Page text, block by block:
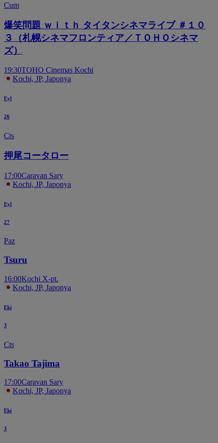
Cum
爆笑問題 ｗｉｔｈ タイタンシネマライブ ＃１０
３（札幌シネマフロンティア／ＴＯＨＯシネマ
ズ）
19:30TOHO Cinemas Kochi
Kochi, JP, Japonya
Eyl
26
Cts
押尾コータロー
17:00Caravan Sary
Kochi, JP, Japonya
Eyl
27
Paz
Tsuru
16:00Kochi X-pt.
Kochi, JP, Japonya
Eki
3
Cts
Takao Tajima
17:00Caravan Sary
Kochi, JP, Japonya
Eki
3